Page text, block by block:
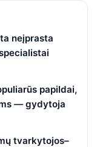
neįprasta
papildai,
— gydytoja
tvarkytojos–